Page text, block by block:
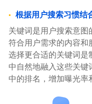
根据用户搜索习惯结
关键词是用户搜索意
符合用户需求的内容和
选择更合适的关键词
中自然地融入这些关
中的排名，增加曝光率